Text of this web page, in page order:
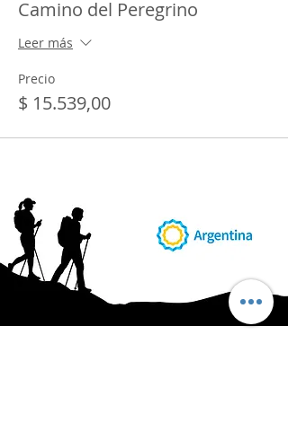
Camino del Peregrino
Leer más
Precio
$ 15.539,00